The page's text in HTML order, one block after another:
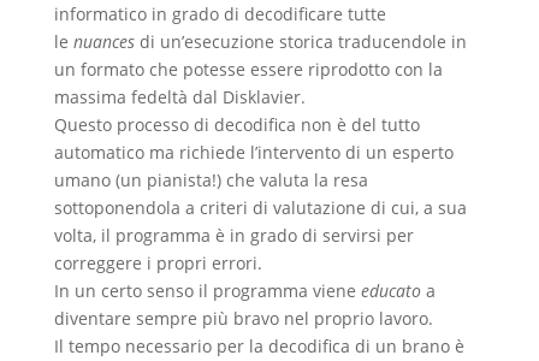
informatico in grado di decodificare tutte
le nuancesdi un’esecuzione storica traducendole in
un formato che potesse essere riprodotto con la
massima fedeltà dal Disklavier.
Questo processo di decodifica non è del tutto
automatico ma richiede l’intervento di un esperto
umano (un pianista!) che valuta la resa
sottoponendola a criteri di valutazione di cui, a sua
volta, il programma è in grado di servirsi per
correggere i propri errori.
In un certo senso il programma viene educatoa
diventare sempre più bravo nel proprio lavoro.
Il tempo necessario per la decodifica di un brano è